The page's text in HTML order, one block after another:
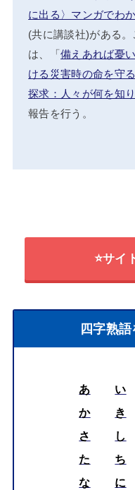
に出る〉マンガでわ
(共に講談社)がある
は、「備えあれば憂
ける災害時の命を守
探求：人々が何を知
報告を行う。
⭐サイ
四字熟
あ い
か
き
さ
し
た
ち
な
に